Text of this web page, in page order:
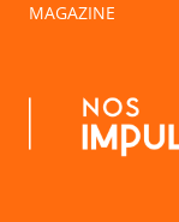
MAGAZINE